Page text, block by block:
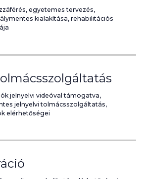
egyetemes tervezés,
kialakítása, rehabilitációs
jelnyelvi videóval támogatva,
jelnyelvi tolmácsszolgáltatás,
elérhetőségei